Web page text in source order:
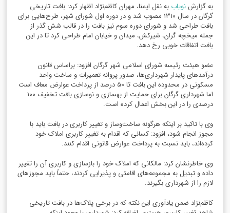
به گزارشنویاب به نقل ایمنا، مهران کاظم‌نژاد اظهار کرد: بافت تاریخی
گرگان در سال ۱۳۱۰ مصوب شد و در دوره اول شورای شهر، طرح‌هایی برای
بافت طراحی شد و شورای دوره سوم نیز بافت را در قالب شش گذر از
جمله میخچه گران، شیرکش، میدان و خیابان امام طراحی کرد تا در این
بافت اتفاقات خوبی رخ دهد.
عضو هیئت رئیسه شورای اسلامی شهر گرگان افزود: براساس قانون
درآمدهای پایدار شهرداری‌ها، صدور پروانه تعمیرات و ساخت واحد
مسکونی در محدوده این بافت تا ۵۰ درصد از پرداخت عوارض معاف است
اما شهرداری گرگان برای حمایت از بهسازی و نوسازی بافت تخفیف ۱۰۰
درصدی را در این بخش اعمال کرده است.
وی با تاکید بر اینکه هرگونه ساخت‌وساز و تغییر کاربری در بافت باید با
مجوز انجام شود، افزود: کسانی که اقدام به تغییر کاربری املاک خود
کرده‌اند، باید نسبت به پرداخت عوارض قانونی اقدام کنند.
وی خاطرنشان کرد: مالکانی که املاک خود را بازسازی و کاربری آن را تغییر
داده و تبدیل به مجموعه‌های اقامتی و پذیرایی کردند، حتماً باید مجوزهای
لازم را از شهرداری بگیرند.
کاظم‌نژاد ضمن یادآوری این نکته که در برخی پلاک‌ها در بافت تاریخی